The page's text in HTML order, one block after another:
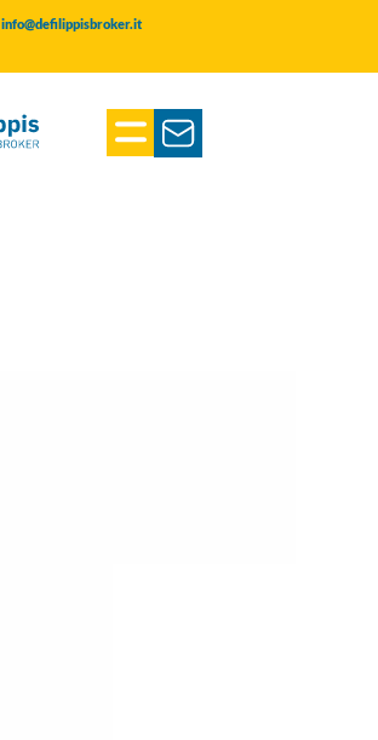
info@defilippisbroker.it